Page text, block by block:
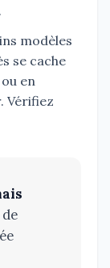
modèles
se cache
en
Vérifiez